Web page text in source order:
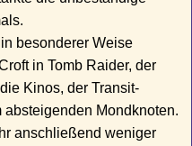
besonderer Weise
in Tomb Raider, der
Kinos, der Transit-
absteigenden Mondknoten.
anschließend weniger